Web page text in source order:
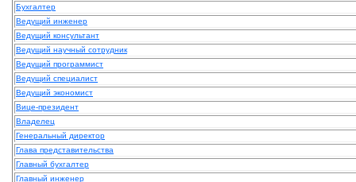
Бухгалтер
Ведущий инженер
Ведущий консультант
Ведущий научный сотрудник
Ведущий программист
Ведущий специалист
Ведущий экономист
Вице-президент
Владелец
Генеральный директор
Глава представительства
Главный бухгалтер
Главный инженер